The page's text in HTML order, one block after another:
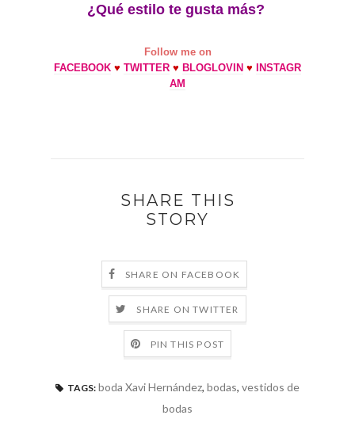
¿Qué estilo te gusta más?
Follow me on
FACEBOOK ♥ TWITTER ♥ BLOGLOVIN ♥ INSTAGR
AM
SHARE THIS
STORY
SHARE ON FACEBOOK
SHARE ON TWITTER
PIN THIS POST
TAGS: boda Xavi Hernández, bodas, vestidos de
bodas